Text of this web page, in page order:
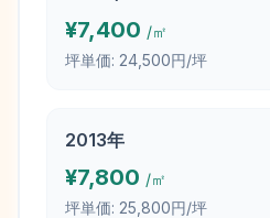
¥7,400 /㎡
坪単価: 24,500円/坪
2013年
¥7,800 /㎡
坪単価: 25,800円/坪